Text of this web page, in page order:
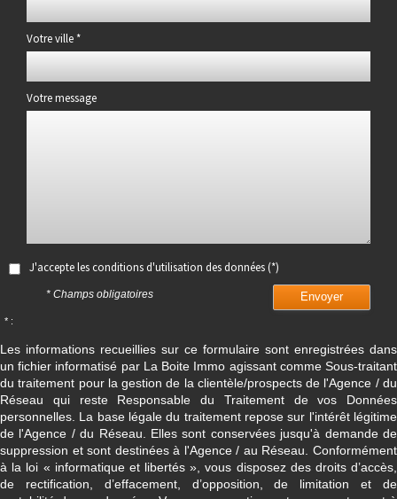
Votre ville *
Votre message
J'accepte les conditions d'utilisation des données (*)
Envoyer
* Champs obligatoires
* :
Les informations recueillies sur ce formulaire sont enregistrées dans
un fichier informatisé par La Boite Immo agissant comme Sous-traitant
du traitement pour la gestion de la clientèle/prospects de l'Agence / du
Réseau qui reste Responsable du Traitement de vos Données
personnelles. La base légale du traitement repose sur l'intérêt légitime
de l'Agence / du Réseau. Elles sont conservées jusqu'à demande de
suppression et sont destinées à l'Agence / au Réseau. Conformément
à la loi « informatique et libertés », vous disposez des droits d’accès,
de rectification, d’effacement, d’opposition, de limitation et de